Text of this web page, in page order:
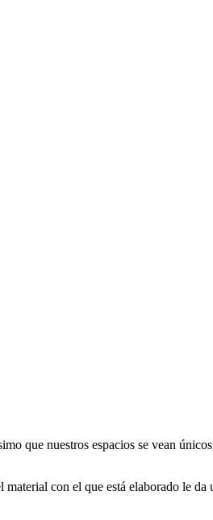
que nuestros espacios se vean
con el que está elaborado le da